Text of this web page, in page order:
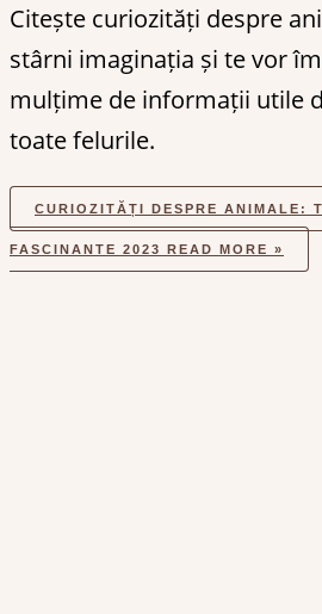
Citește curiozități despre
stârni imaginația și te vor
mulțime de informații utile
toate felurile.
CURIOZITĂȚI DESPRE ANIMALE:
FASCINANTE 2023 READ MORE »